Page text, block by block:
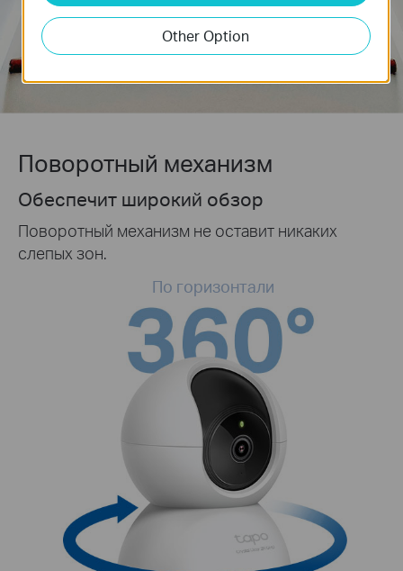
Поворотный механизм
Обеспечит широкий обзор
Поворотный механизм не оставит никаких
слепых зон.
По горизонтали
Other Option